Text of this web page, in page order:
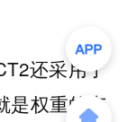
还采用了
是权重的广